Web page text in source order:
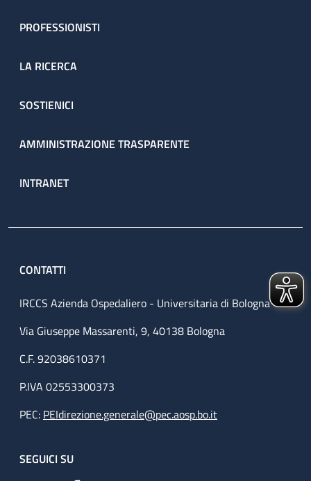
PROFESSIONISTI
LA RICERCA
SOSTIENICI
AMMINISTRAZIONE TRASPARENTE
INTRANET
CONTATTI
IRCCS Azienda Ospedaliero - Universitaria di Bologna
Via Giuseppe Massarenti, 9, 40138 Bologna
C.F. 92038610371
P.IVA 02553300373
PEC: PEIdirezione.generale@pec.aosp.bo.it
SEGUICI SU